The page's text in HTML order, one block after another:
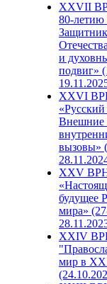
ХХVII
80-
и
подвиг»
XXVI
Внешние
вызовы»
XXV
будущее
мира»
XXIV
мир в